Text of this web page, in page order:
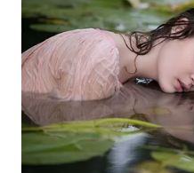
WAHANANEWS
CO ID
WAHANANEWS
WAHANA